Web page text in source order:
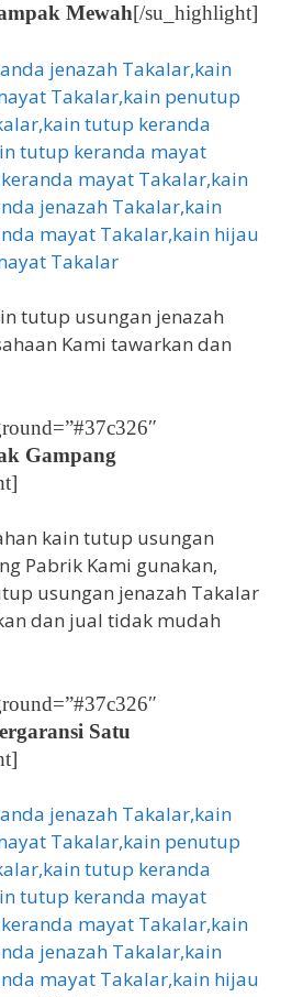
Mewah[/su_highlight]
tutup usungan jenazah
Kami tawarkan dan
Gampang
kain tutup usungan
Pabrik Kami gunakan,
usungan jenazah Takalar
dan jual tidak mudah
Satu